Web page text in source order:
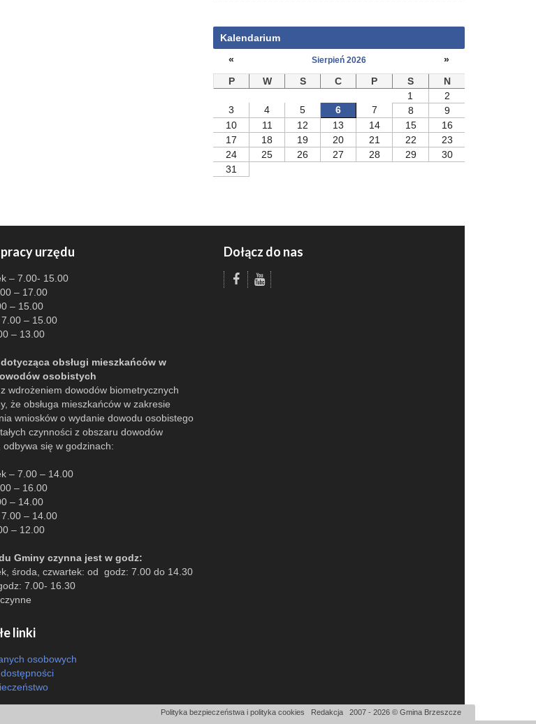
Kalendarium
«
Sierpień 2026
»
P
W S C P S
N
1
2
3
4 5 6 7 8
9
10
11 12 13 14 15
16
17
18 19 20 21 22
23
24
25 26 27 28 29
30
31
urzędu
– 7.00- 15.00
– 17.00
– 15.00
– 15.00
– 13.00
obsługi mieszkańców w
osobistych
wdrożeniem dowodów biometrycznych
że obsługa mieszkańców w zakresie
wniosków o wydanie dowodu osobistego
czynności z obszaru dowodów
odbywa się w godzinach:
– 7.00 – 14.00
– 16.00
– 14.00
– 14.00
– 12.00
Gminy czynna jest w godz:
środa, czwartek: od godz: 7.00 do 14.30
7.00- 16.30
linki
osobowych
Dołącz do nas
Polityka bezpieczeństwa i polityka cookies Redakcja 2007 - 2026 © Gmina Brzeszcze